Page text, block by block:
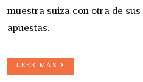
muestra suiza con otra de
apuestas.
LEER MÁS